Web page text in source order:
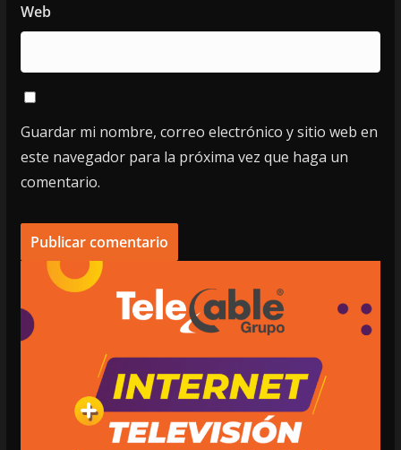
Web
Guardar mi nombre, correo electrónico y sitio web en
este navegador para la próxima vez que haga un
comentario.